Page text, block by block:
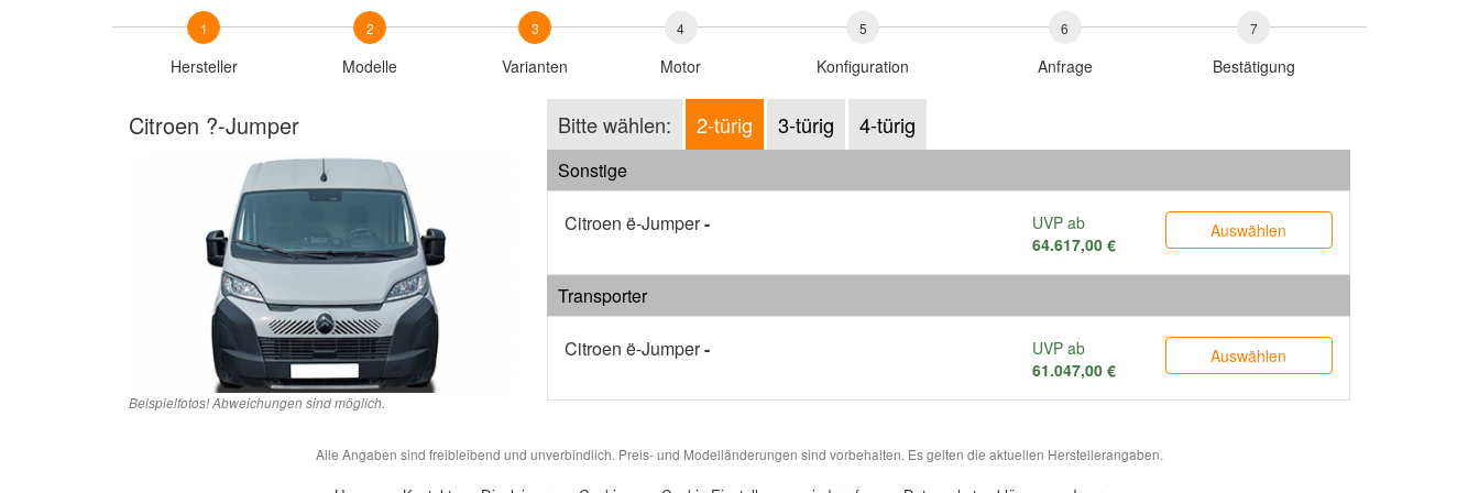
1
Hersteller
2
Modelle
3
Varianten
4
Motor
5
Konfiguration
6
Anfrage
7
Bestätigung
Citroen ?-Jumper
Beispielfotos! Abweichungen sind möglich.
Bitte wählen: 2-türig 3-türig 4-türig
Sonstige
Citroen ë-Jumper-
UVP ab
64.617,00 €
Auswählen
Transporter
Citroen ë-Jumper-
UVP ab
61.047,00 €
Auswählen
Alle Angaben sind freibleibend und unverbindlich. Preis- und Modelländerungen sind vorbehalten. Es gelten die aktuellen Herstellerangaben.